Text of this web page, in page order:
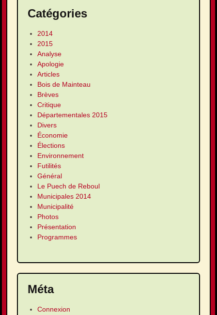
Catégories
2014
2015
Analyse
Apologie
Articles
Bois de Mainteau
Brèves
Critique
Départementales 2015
Divers
Économie
Élections
Environnement
Futilités
Général
Le Puech de Reboul
Municipales 2014
Municipalité
Photos
Présentation
Programmes
Méta
Connexion